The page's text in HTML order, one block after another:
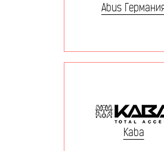
Abus
Kaba